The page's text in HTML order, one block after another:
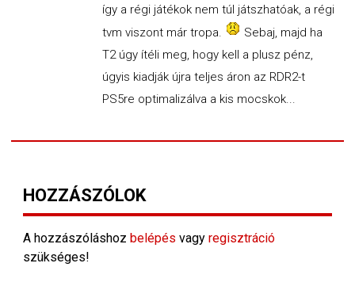
így a régi játékok nem túl játszhatóak, a régi
tvm viszont már tropa.
Sebaj, majd ha
T2 úgy ítéli meg, hogy kell a plusz pénz,
úgyis kiadják újra teljes áron az RDR2-t
PS5re optimalizálva a kis mocskok...
HOZZÁSZÓLOK
A hozzászóláshoz belépés vagy regisztráció
szükséges!